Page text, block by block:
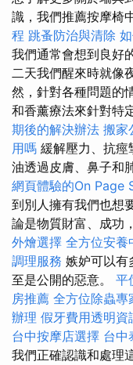
識，我們推薦按摩椅
程 跳蚤防治與清除
我們通常會想到良好
二天我們醒來時就像
然，針對各種問題的
和香薰療法來針對特
期後的解決辦法 搬家
用嗎 緩解壓力、抗痙
油透過皮膚、鼻子和
網頁體驗的On Page
到別人擁有我們也想
論是物質財富、成功
外燴選擇 全方位安養
調理服務 嫉妒可以有
至是公開的惡意。 平
房推薦 全方位除蟲專
辦理 假牙費用透明資
台中按摩店選擇 台中
我們正確認識和處理